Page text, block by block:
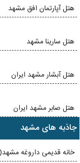
هتل آپارتمان افق مشهد
هتل سارینا مشهد
هتل آبشار مشهد ایران
هتل صابر مشهد ایران
جاذبه های مشهد
خانه قدیمی داروغه